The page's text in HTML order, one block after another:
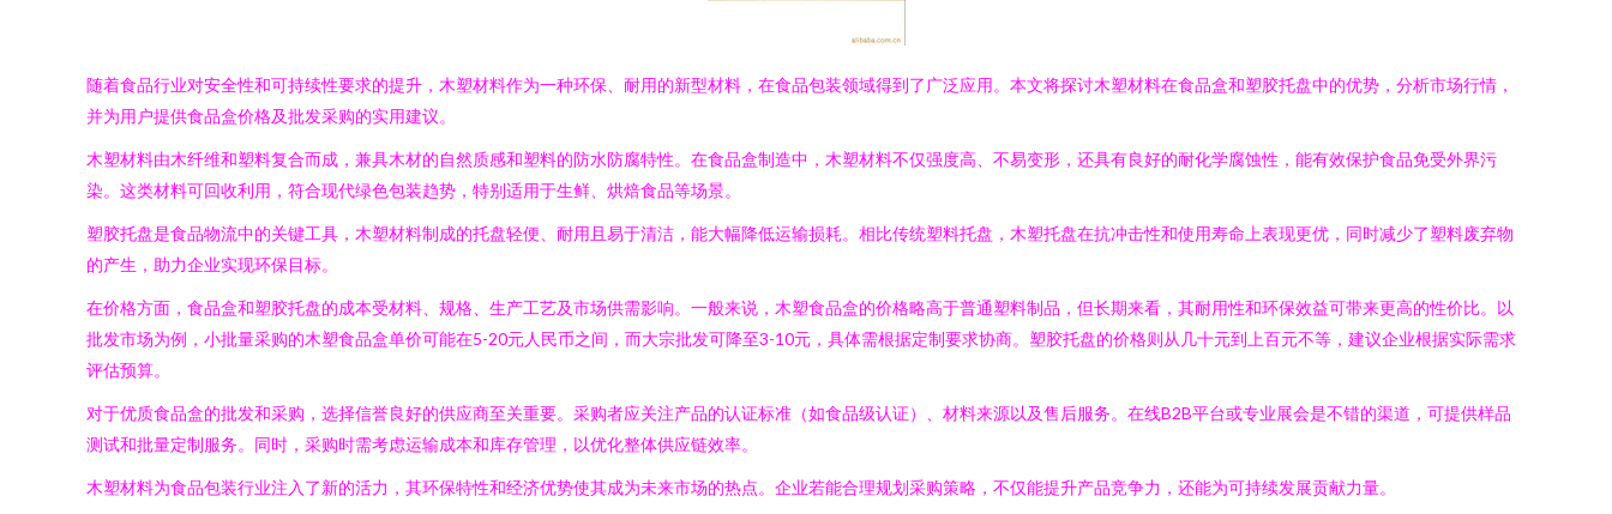
随着食品行业对安全性和可持续性要求的提升，木塑材料作为一种环保、耐用的新型材料，在食品包装领域得到了广泛应用。本文将探讨木塑材料在食品盒和塑胶托盘中的优势，分析市场行情，
并为用户提供食品盒价格及批发采购的实用建议。
木塑材料由木纤维和塑料复合而成，兼具木材的自然质感和塑料的防水防腐特性。在食品盒制造中，木塑材料不仅强度高、不易变形，还具有良好的耐化学腐蚀性，能有效保护食品免受外界污
染。这类材料可回收利用，符合现代绿色包装趋势，特别适用于生鲜、烘焙食品等场景。
塑胶托盘是食品物流中的关键工具，木塑材料制成的托盘轻便、耐用且易于清洁，能大幅降低运输损耗。相比传统塑料托盘，木塑托盘在抗冲击性和使用寿命上表现更优，同时减少了塑料废弃物
的产生，助力企业实现环保目标。
在价格方面，食品盒和塑胶托盘的成本受材料、规格、生产工艺及市场供需影响。一般来说，木塑食品盒的价格略高于普通塑料制品，但长期来看，其耐用性和环保效益可带来更高的性价比。以
批发市场为例，小批量采购的木塑食品盒单价可能在5-20元人民币之间，而大宗批发可降至3-10元，具体需根据定制要求协商。塑胶托盘的价格则从几十元到上百元不等，建议企业根据实际需求
评估预算。
对于优质食品盒的批发和采购，选择信誉良好的供应商至关重要。采购者应关注产品的认证标准（如食品级认证）、材料来源以及售后服务。在线B2B平台或专业展会是不错的渠道，可提供样品
测试和批量定制服务。同时，采购时需考虑运输成本和库存管理，以优化整体供应链效率。
木塑材料为食品包装行业注入了新的活力，其环保特性和经济优势使其成为未来市场的热点。企业若能合理规划采购策略，不仅能提升产品竞争力，还能为可持续发展贡献力量。